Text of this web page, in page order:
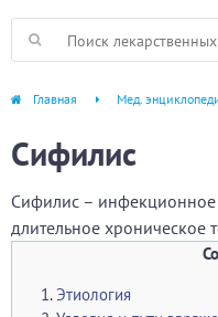
Главная Мед.
Сифилис
Сифилис –
длительное хроническое
Этиология